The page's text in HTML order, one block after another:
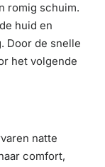
romig schuim.
huid en
Door de snelle
het volgende
natte
comfort,